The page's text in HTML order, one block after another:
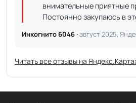
внимательные приятные
Постоянно закупаюсь в
Инкогнито 6046 ·август 2025,
Читать все отзывы на